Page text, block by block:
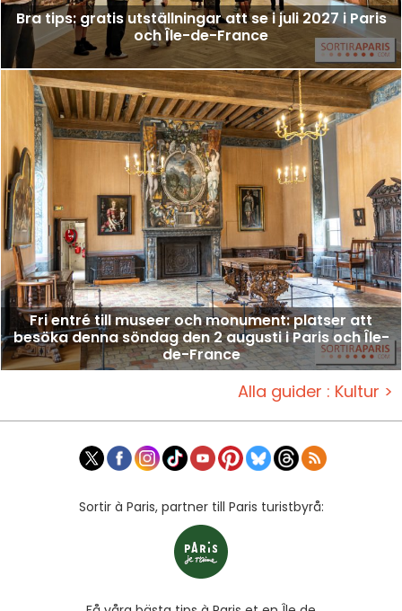
Bra tips: gratis utställningar att se i juli 2027 i Paris
och Île-de-France
Fri entré till museer och monument: platser att
besöka denna söndag den 2 augusti i Paris och Île-
de-France
Alla guider : Kultur >
Sortir à Paris, partner till Paris turistbyrå: